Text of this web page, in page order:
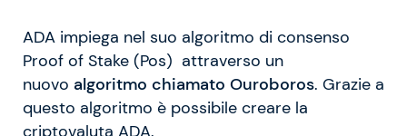
ADA impiega nel suo algoritmo di consenso
Proof of Stake (Pos) attraverso un
nuovo algoritmo chiamato Ouroboros. Grazie a
questo algoritmo è possibile creare la
criptovaluta ADA.